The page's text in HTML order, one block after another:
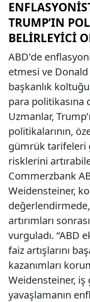
TRUMP’IN
BELIRLEYICI
ABD'de
etmesi ve Donald
başkanlık
para politikasına
Uzmanlar,
politikalarının,
gümrük tarifeleri
risklerini
Commerzbank
Weidensteiner,
artırımları
vurguladı. “ABD
faiz artışlarını
kazanımları
Weidensteiner, iş
yavaşlamanın